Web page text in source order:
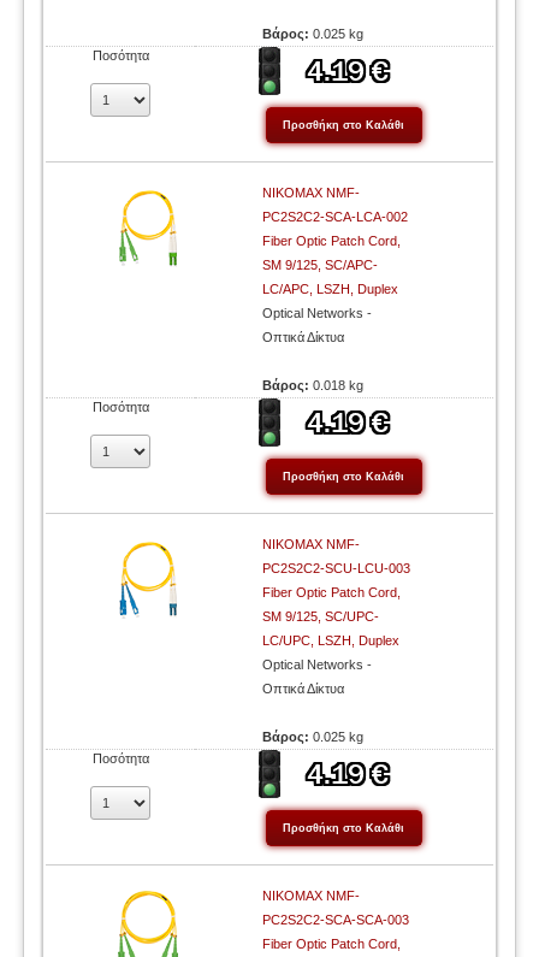
Βάρος:0.025 kg
Ποσότητα
NIKOMAX NMF-
PC2S2C2-SCA-LCA-002
Fiber Optic Patch Cord,
SM 9/125, SC/APC-
LC/APC, LSZH, Duplex
Optical Networks -
Οπτικά Δίκτυα
Βάρος:0.018 kg
Ποσότητα
NIKOMAX NMF-
PC2S2C2-SCU-LCU-003
Fiber Optic Patch Cord,
SM 9/125, SC/UPC-
LC/UPC, LSZH, Duplex
Optical Networks -
Οπτικά Δίκτυα
Βάρος:0.025 kg
Ποσότητα
NIKOMAX NMF-
PC2S2C2-SCA-SCA-003
Fiber Optic Patch Cord,